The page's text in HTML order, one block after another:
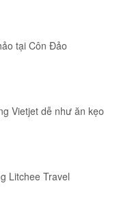
tại Côn Đảo
Vietjet dễ như ăn kẹo
Litchee Travel